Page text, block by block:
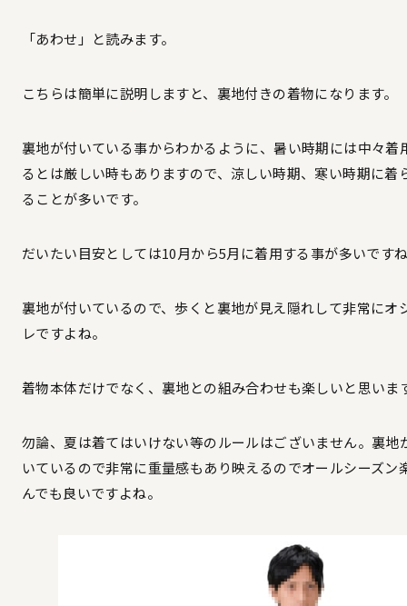
「あわせ」と読みます。
こちらは簡単に説明しますと、裏地付きの着物になります。
裏地が付いている事からわかるように、暑い時期には中々着
るとは厳しい時もありますので、涼しい時期、寒い時期に着
ることが多いです。
だいたい目安としては10月から5月に着用する事が多いです
裏地が付いているので、歩くと裏地が見え隠れして非常にオ
レですよね。
着物本体だけでなく、裏地との組み合わせも楽しいと思いま
勿論、夏は着てはいけない等のルールはございません。裏地
いているので非常に重量感もあり映えるのでオールシーズン
んでも良いですよね。